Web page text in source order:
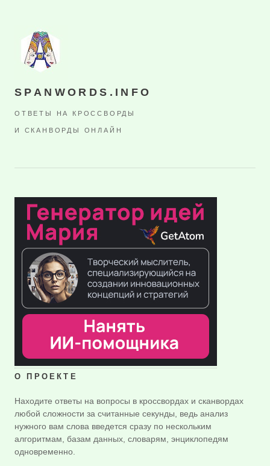
SPANWORDS.INFO
ОТВЕТЫ НА КРОССВОРДЫ
И СКАНВОРДЫ ОНЛАЙН
О ПРОЕКТЕ
Находите ответы на вопросы в кроссвордах и сканвордах
любой сложности за считанные секунды, ведь анализ
нужного вам слова введется сразу по нескольким
алгоритмам, базам данных, словарям, энциклопедям
одновременно.